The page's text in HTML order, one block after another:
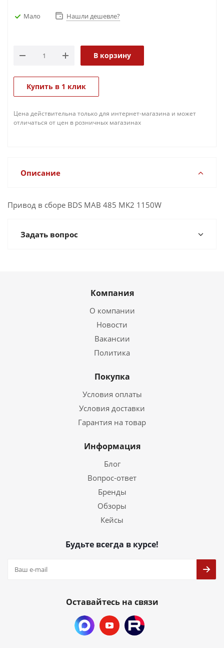
Мало Нашли дешевле?
В корзину
Купить в 1 клик
Цена действительна только для интернет-магазина и может
отличаться от цен в розничных магазинах
Описание
Привод в сборе BDS MAB 485 MK2 1150W
Задать вопрос
Компания
О компании
Новости
Вакансии
Политика
Покупка
Условия оплаты
Условия доставки
Гарантия на товар
Информация
Блог
Вопрос-ответ
Бренды
Обзоры
Кейсы
Будьте всегда в курсе!
Оставайтесь на связи